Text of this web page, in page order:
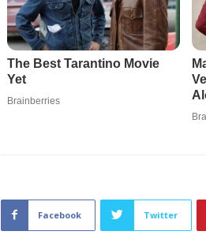
Facebook Twitter